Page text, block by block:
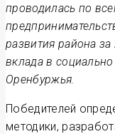
проводилась по
развития района
вклада в
Оренбуржья.
Победителей
методики,